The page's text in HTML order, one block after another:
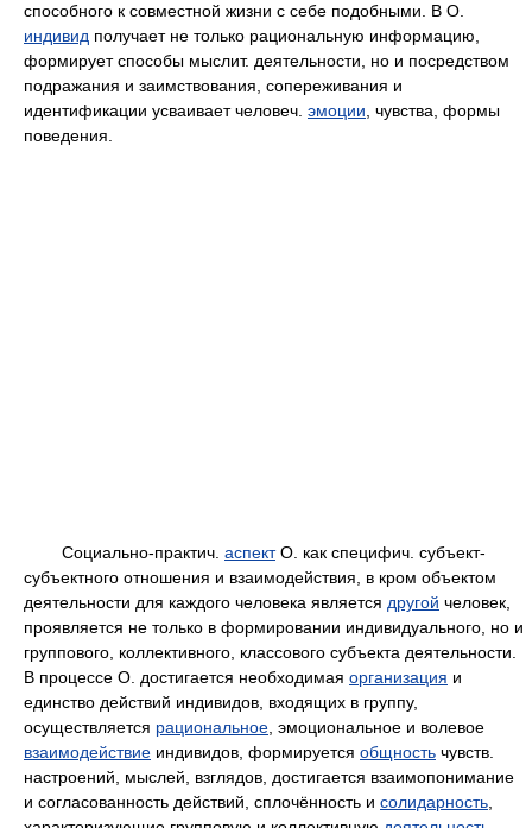
способного к совместной жизни с себе подобными. В О.
индивид получает не только рациональную информацию,
формирует способы мыслит. деятельности, но и посредством
подражания и заимствования, сопереживания и
идентификации усваивает человеч. эмоции , чувства, формы
поведения.
Социально-практич. аспектО. как специфич. субъект-
субъектного отношения и взаимодействия, в кром объектом
деятельности для каждого человека является другой человек,
проявляется не только в формировании индивидуального, но и
группового, коллективного, классового субъекта деятельности.
В процессе О. достигается необходимая организация и
единство действий индивидов, входящих в группу,
осуществляется рациональное , эмоциональное и волевое
взаимодействие индивидов, формируется общность чувств.
настроений, мыслей, взглядов, достигается взаимопонимание
и согласованность действий, сплочённость и солидарность